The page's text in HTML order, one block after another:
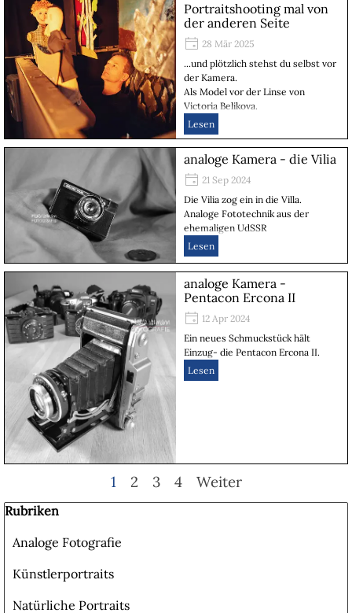
Portraitshooting mal von
der anderen Seite
28 Mär 2025
...und plötzlich stehst du selbst vor
der Kamera.
Als Model vor der Linse von
Victoria Belikova.
Lesen
analoge Kamera - die Vilia
21 Sep 2024
Die Vilia zog ein in die Villa.
Analoge Fototechnik aus der
ehemaligen UdSSR
Lesen
analoge Kamera -
Pentacon Ercona II
12 Apr 2024
Ein neues Schmuckstück hält
Einzug- die Pentacon Ercona II.
Lesen
Aktuelle Seite:
1 Gehen Sie zu Seite:
2 Gehen Sie zu Seite:
3 Gehen Sie zu Seite:
4
Weiter
Block überspringen Rubriken
Rubriken
Analoge Fotografie
Künstlerportraits
Natürliche Portraits